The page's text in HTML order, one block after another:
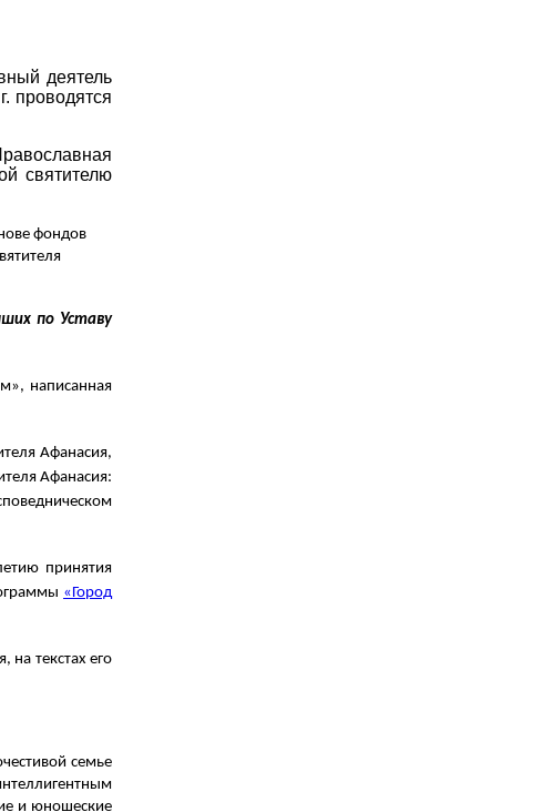
деятель
проводятся
святителю
фондов
по Уставу
написанная
Афанасия,
Афанасия:
принятия
«Город
на текстах его
семье
и юношеские